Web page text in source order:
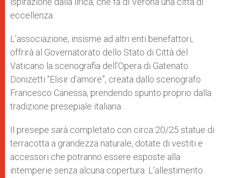
eccellenza.
L’associazione, insisme ad altri enti benefattori,
offrirà al Governatorato dello Stato di Città del
Vaticano la scenografia dell’Opera di Gatenato
Donizetti “Elisir d’amore”, creata dallo scenografo
Francesco Canessa, prendendo spunto proprio dalla
tradizione presepiale italiana.
Il presepe sarà completato con circa 20/25 statue di
terracotta a grandezza naturale, dotate di vestiti e
accessori che potranno essere esposte alla
intemperie senza alcuna copertura. L’allestimento